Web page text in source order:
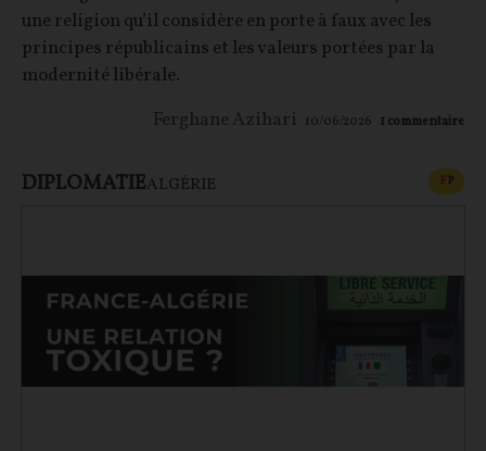
une religion qu’il considère en porte à faux avec les
principes républicains et les valeurs portées par la
modernité libérale.
Ferghane Azihari 10/06/2026 1 commentaire
DIPLOMATIEALGÉRIE FP